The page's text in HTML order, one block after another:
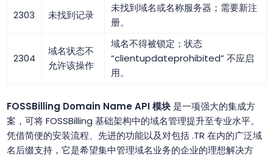
2303 未找到记录
未找到域名或名称服务器；需要新注
册。
2304
域名状态不
允许该操作
域名不得被锁定；状态
“clientupdateprohibited” 不应启
用。
FOSSBilling Domain Name API 模块是一项强大的集成方
案，可将 FOSSBilling 基础架构中的域名管理提升至专业水平。
凭借简便的安装流程、先进的功能以及对包括 .TR 在内的广泛域
名后缀支持，它是希望集中管理域名业务的企业的理想解决方